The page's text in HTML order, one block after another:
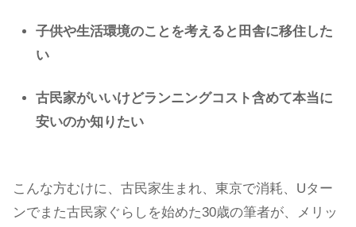
子供や生活環境のことを考えると田舎に移住した
い
古民家がいいけどランニングコスト含めて本当に
安いのか知りたい
こんな方むけに、古民家生まれ、東京で消耗、Uター
ンでまた古民家ぐらしを始めた30歳の筆者が、メリッ